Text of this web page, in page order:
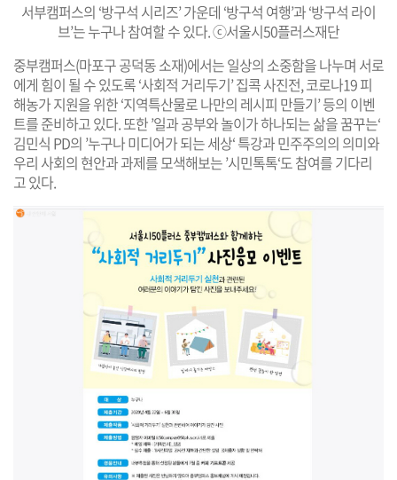
서부캠퍼스의 ‘방구석 시리즈’ 가운데 ‘방구석 여행’과 ‘방구석 라이
브’는 누구나 참여할 수 있다. ⓒ서울시50플러스재단
중부캠퍼스(마포구 공덕동 소재)에서는 일상의 소중함을 나누며 서로
에게 힘이 될 수 있도록 ‘사회적 거리두기’ 집콕 사진전, 코로나19 피
해농가 지원을 위한 ‘지역특산물로 나만의 레시피 만들기’ 등의 이벤
트를 준비하고 있다. 또한 ’일과 공부와 놀이가 하나되는 삶을 꿈꾸는‘
김민식 PD의 ’누구나 미디어가 되는 세상‘ 특강과 민주주의의 의미와
우리 사회의 현안과 과제를 모색해보는 ’시민톡톡‘도 참여를 기다리
고 있다.